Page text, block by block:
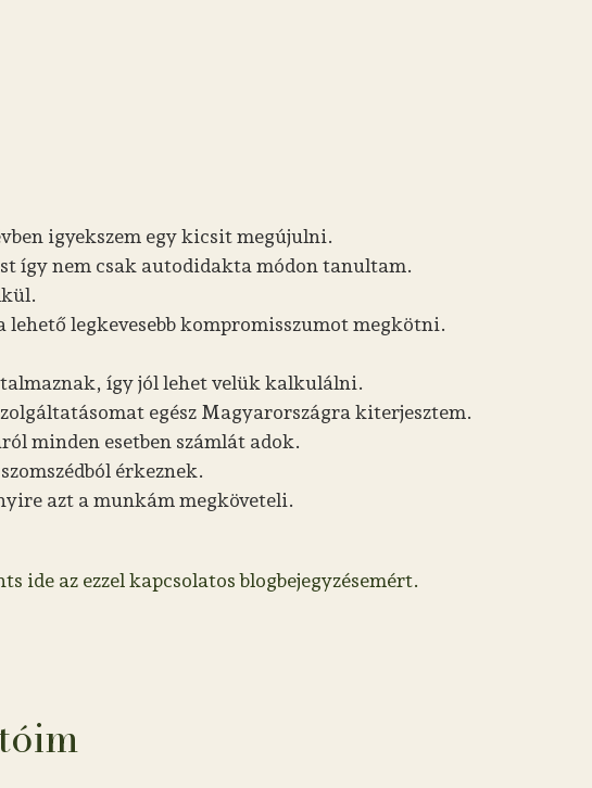
igyekszem egy kicsit megújulni.
így nem csak autodidakta módon tanultam.
lehető legkevesebb kompromisszumot megkötni.
így jól lehet velük kalkulálni.
egész Magyarországra kiterjesztem.
minden esetben számlát adok.
érkeznek.
azt a munkám megköveteli.
az ezzel kapcsolatos blogbejegyzésemért.